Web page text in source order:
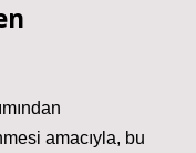
amacıyla, bu